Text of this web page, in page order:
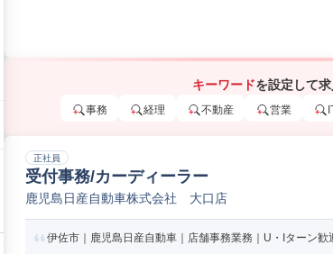
キーワードを設定して
事務 経理 不動産 営業
正社員
受付事務/カーディーラー
鹿児島日産自動車株式会社 大口店
伊佐市｜鹿児島日産自動車｜店舗事務業務｜U・Iターン歓